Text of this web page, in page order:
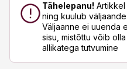
Tähelepanu! Artikkel
ning kuulub
Väljaanne ei uuenda
sisu, mistõttu võib
allikatega tutvumine